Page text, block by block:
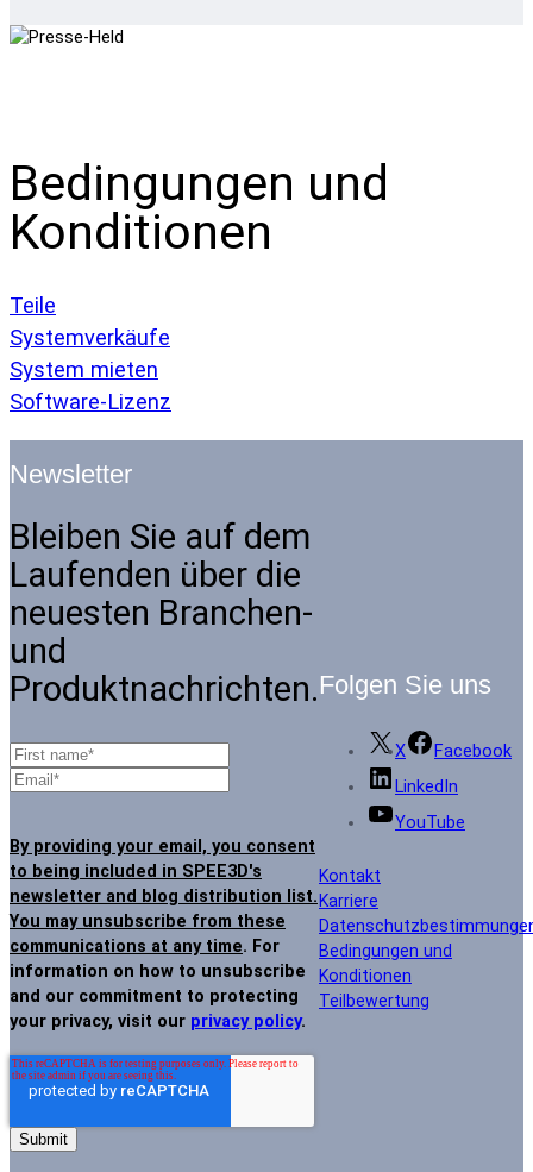
Bedingungen und
Konditionen
Teile
Systemverkäufe
System mieten
Software-Lizenz
Newsletter
Bleiben Sie auf dem
Laufenden über die
neuesten Branchen-
und
Produktnachrichten.
By providing your email, you consent
to being included in SPEE3D's
newsletter and blog distribution list.
You may unsubscribe from these
communications at any time. For
information on how to unsubscribe
and our commitment to protecting
your privacy, visit our privacy policy.
Folgen Sie uns
X
Facebook
LinkedIn
YouTube
Kontakt
Karriere
Bedingungen und
Konditionen
Teilbewertung